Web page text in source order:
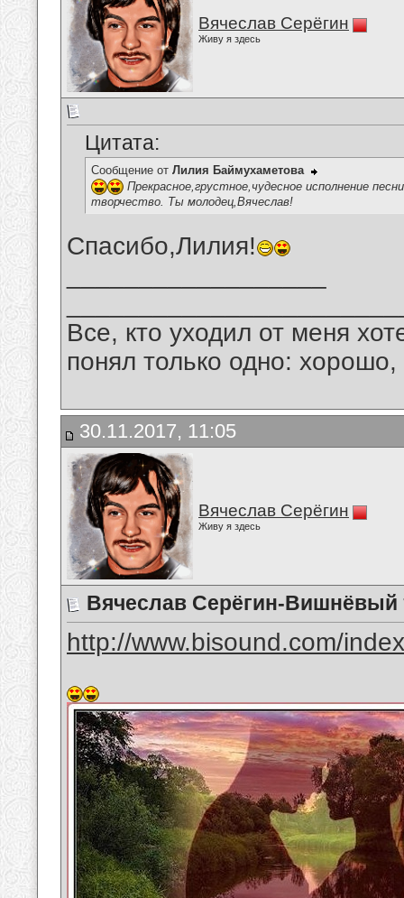
Вячеслав Серёгин
Живу я здесь
Цитата:
Сообщение от Лилия Баймухаметова
Прекрасное,грустное,чудесное исполнение
творчество. Ты молодец,Вячеслав!
Спасибо,Лилия!
Все, кто уходил от меня
понял только одно:
30.11.2017, 11:05
Вячеслав Серёгин
Живу я здесь
Вячеслав Серёгин-Вишнёвый
http://www.bisound.com/